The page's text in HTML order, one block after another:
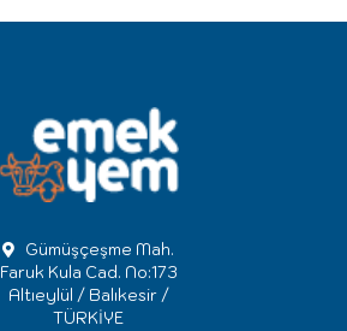
Gümüşçeşme Mah.
Faruk Kula Cad. No:173
Altıeylül / Balıkesir /
TÜRKİYE